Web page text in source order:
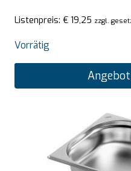
Listenpreis: € 19,25 zzgl.
Vorrätig